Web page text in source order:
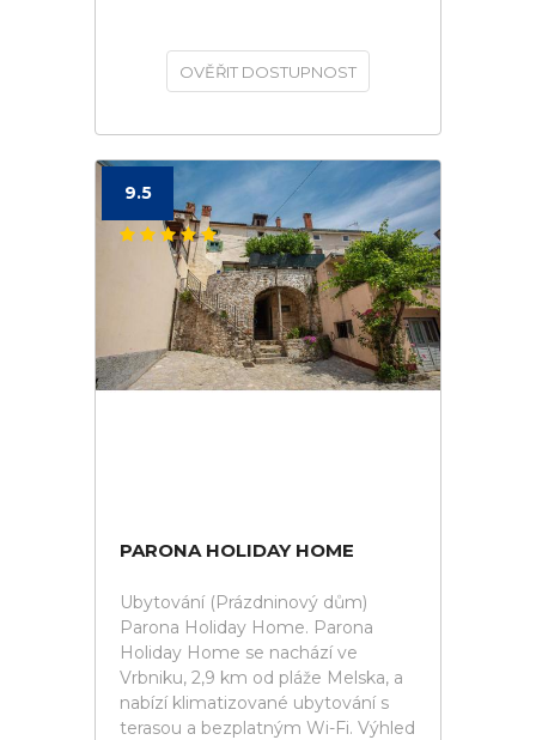
OVĚŘIT DOSTUPNOST
9.5
PARONA HOLIDAY HOME
Ubytování (Prázdninový dům)
Parona Holiday Home. Parona
Holiday Home se nachází ve
Vrbniku, 2,9 km od pláže Melska, a
nabízí klimatizované ubytování s
terasou a bezplatným Wi-Fi. Výhled